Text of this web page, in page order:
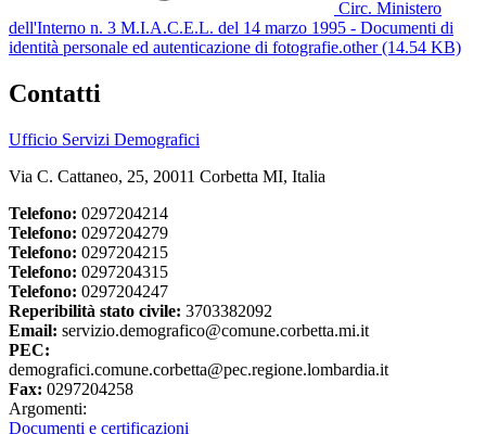
Circ. Ministero
dell'Interno n. 3 M.I.A.C.E.L. del 14 marzo 1995 - Documenti di
identità personale ed autenticazione di fotografie.other (14.54 KB)
Contatti
Ufficio Servizi Demografici
Via C. Cattaneo, 25, 20011 Corbetta MI, Italia
Telefono: 0297204214
Telefono: 0297204279
Telefono: 0297204215
Telefono: 0297204315
Telefono: 0297204247
Reperibilità stato civile: 3703382092
Email: servizio.demografico@comune.corbetta.mi.it
PEC:
demografici.comune.corbetta@pec.regione.lombardia.it
Fax: 0297204258
Argomenti:
Documenti e certificazioni